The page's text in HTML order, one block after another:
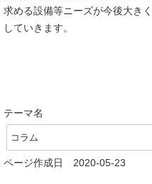
求める設備等ニーズが今後大き
していきます。
テーマ名
コラム
ページ作成日 2020-05-23